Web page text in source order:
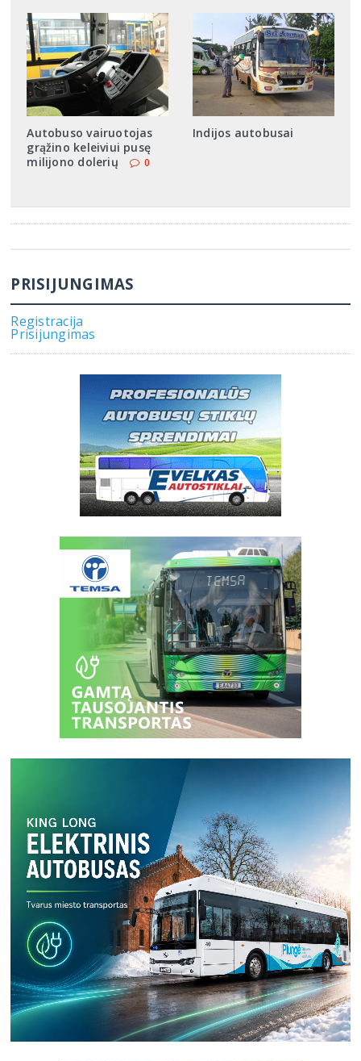
Autobuso vairuotojas
grąžino keleiviui pusę
milijono dolerių
0
Indijos autobusai
PRISIJUNGIMAS
Registracija
Prisijungimas